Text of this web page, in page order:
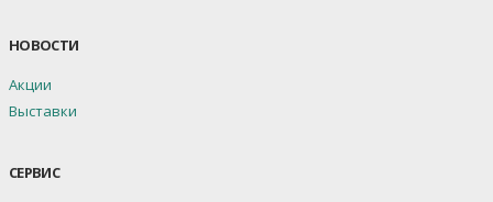
НОВОСТИ
Акции
Выставки
СЕРВИС